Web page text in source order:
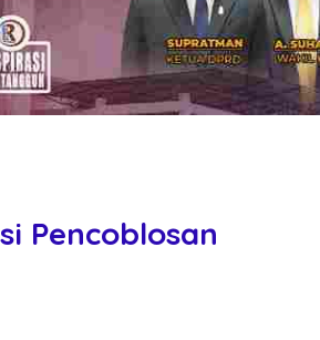
Pencoblosan